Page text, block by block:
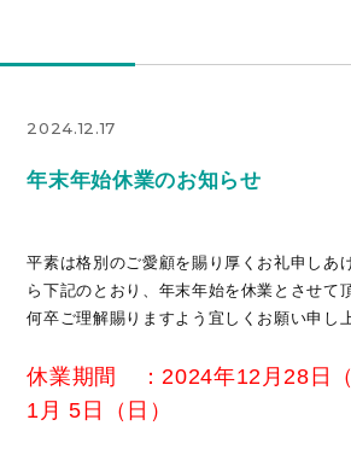
2024.12.17
年末年始休業のお知らせ
平素は格別のご愛顧を賜り厚くお礼申しあ
ら下記のとおり、年末年始を休業とさせて
何卒ご理解賜りますよう宜しくお願い申し
休業期間 ：2024年12月28日
1月 5日（日）